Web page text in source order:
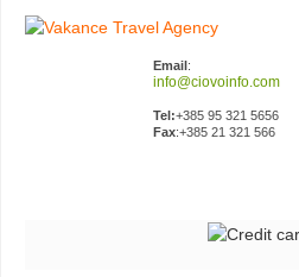
Email :
Tel:+385 95 321 5656
Fax:+385 21 321 566